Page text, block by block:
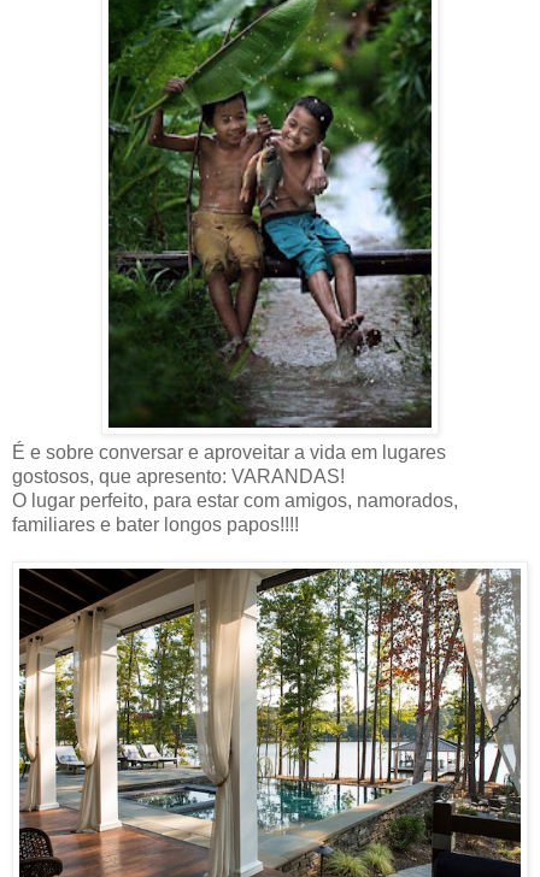
É e sobre conversar e aproveitar a vida em lugares
gostosos, que apresento: VARANDAS!
O lugar perfeito, para estar com amigos, namorados,
familiares e bater longos papos!!!!